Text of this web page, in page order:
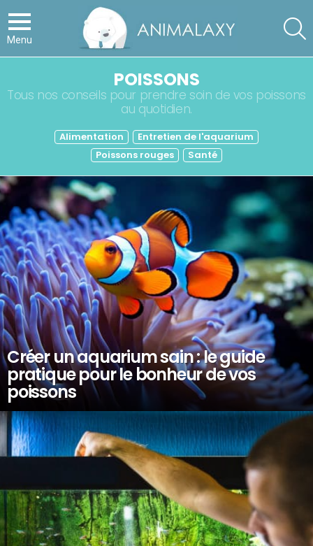
Menu
POISSONS
Tous nos conseils pour prendre soin de vos poissons
au quotidien.
Alimentation
Entretien de l'aquarium
Poissons rouges
Santé
LATEST
STORIES
Créer un aquarium sain : le guide
pratique pour le bonheur de vos
poissons